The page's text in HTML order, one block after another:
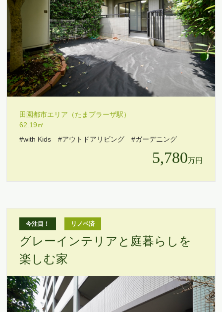
田園都市エリア（たまプラーザ駅）
62.19㎡
#with Kids
#アウトドアリビング #ガーデニング
5,780万円
今注目！ リノベ済
グレーインテリアと庭暮らしを
楽しむ家